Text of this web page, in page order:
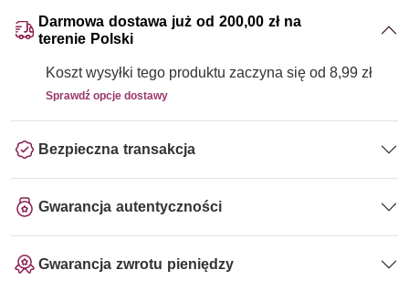
Darmowa dostawa już od 200,00 zł na
terenie Polski
Koszt wysyłki tego produktu zaczyna się od 8,99 zł
Sprawdź opcje dostawy
Bezpieczna transakcja
Gwarancja autentyczności
Gwarancja zwrotu pieniędzy